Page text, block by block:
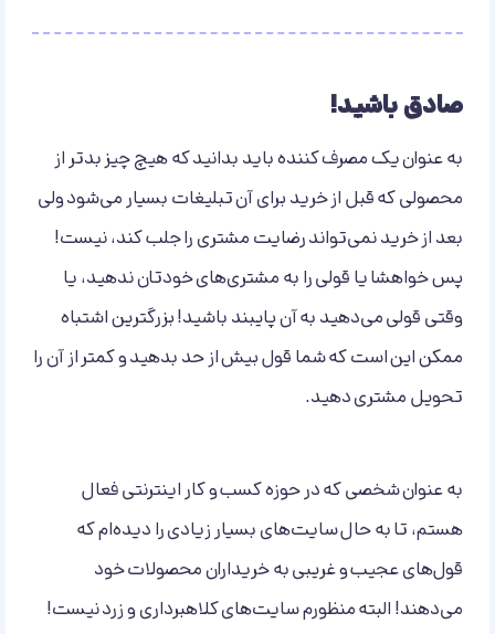
صادق باشید!
به عنوان یک مصرف کننده باید بدانید که هیچ چیز بدتر از
محصولی که قبل از خرید برای آن تبلیغات بسیار می‌شود ولی
بعد از خرید نمی‌تواند رضایت مشتری را جلب کند، نیست!
پس خواهشا یا قولی را به مشتری‌های خودتان ندهید، یا
وقتی قولی می‌دهید به آن پایبند باشید! بزرگترین اشتباه
ممکن این است که شما قول بیش از حد بدهید و کمتر از آن را
تحویل مشتری دهید.
به عنوان شخصی که در حوزه کسب و کار اینترنتی فعال
هستم، تا به حال سایت‌های بسیار زیادی را دیده‌ام که
قول‌های عجیب و غریبی به خریداران محصولات خود
می‌دهند! البته منظورم سایت‌های کلاهبرداری و زرد نیست!